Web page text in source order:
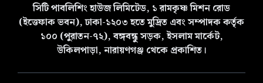
সিটি পাবলিশিং হাউজ লিমিটেড, ১ রামকৃষ্ণ মিশন রোড
(ইত্তেফাক ভবন), ঢাকা-১২০৩ হতে মুদ্রিত এবং সম্পাদক কর্তৃক
১০০ (পুরাতন-৭২), বঙ্গবন্ধু সড়ক, ইসলাম মার্কেট,
উকিলপাড়া, নারায়ণগঞ্জ থেকে প্রকাশিত।